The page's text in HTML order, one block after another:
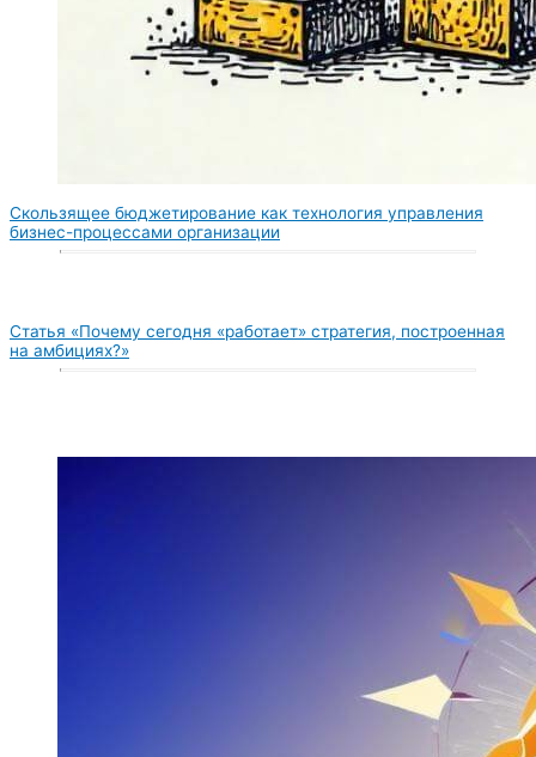
Скользящее бюджетирование как технология управления
бизнес-процессами организации
Статья «Почему сегодня «работает» стратегия, построенная
на амбициях?»